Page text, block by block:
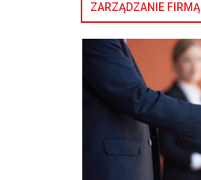
ZARZĄDZANIE FIRMĄ